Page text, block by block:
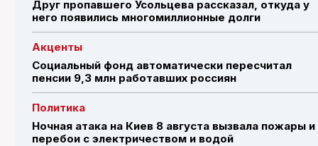
Друг пропавшего Усольцева рассказал, откуда у
него появились многомиллионные долги
Акценты
Социальный фонд автоматически пересчитал
пенсии 9,3 млн работавших россиян
Политика
Ночная атака на Киев 8 августа вызвала пожары и
перебои с электричеством и водой